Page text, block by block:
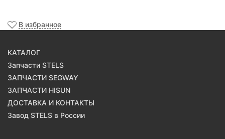
В избранное
КАТАЛОГ
Запчасти STELS
ЗАПЧАСТИ SEGWAY
ЗАПЧАСТИ HISUN
ДОСТАВКА И КОНТАКТЫ
Завод STELS в России